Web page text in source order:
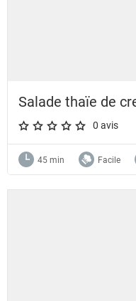
Salade thaïe de
A star rating of 0 out of
0 avis
45 min Facile